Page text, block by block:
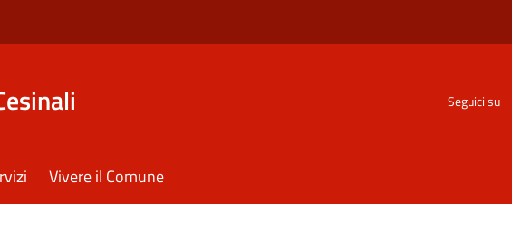
Seguici su
Vivere il Comune